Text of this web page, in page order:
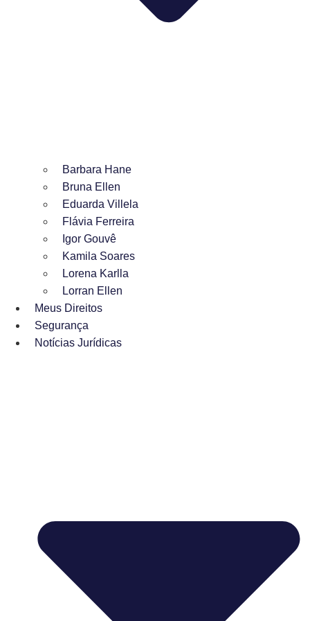
Barbara Hane
Bruna Ellen
Eduarda Villela
Flávia Ferreira
Igor Gouvê
Kamila Soares
Lorena Karlla
Lorran Ellen
Meus Direitos
Segurança
Notícias Jurídicas